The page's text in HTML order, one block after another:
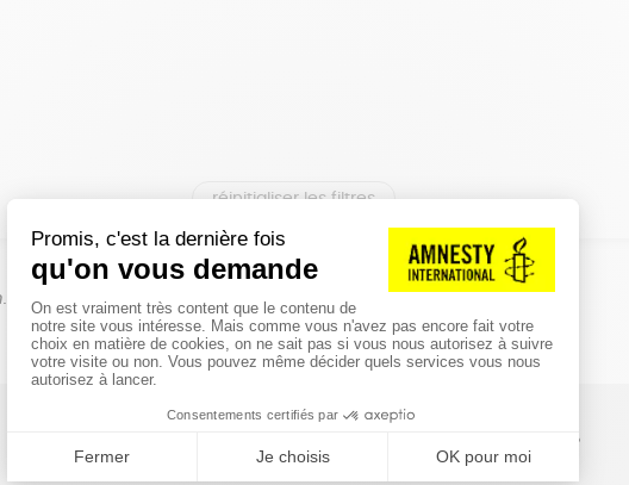
réinitialiser les filtres